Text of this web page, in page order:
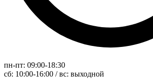
пн-пт: 09:00-18:30
сб: 10:00-16:00 / вс: выходной